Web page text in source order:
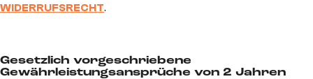
WIDERRUFSRECHT.
Gesetzlich vorgeschriebene
Gewährleistungsansprüche von 2 Jahren